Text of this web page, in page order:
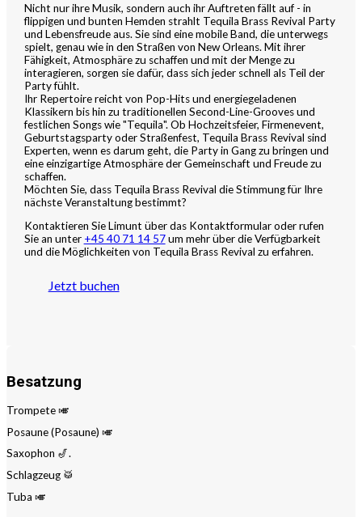
Nicht nur ihre Musik, sondern auch ihr Auftreten fällt auf - in
flippigen und bunten Hemden strahlt Tequila Brass Revival Party
und Lebensfreude aus. Sie sind eine mobile Band, die unterwegs
spielt, genau wie in den Straßen von New Orleans. Mit ihrer
Fähigkeit, Atmosphäre zu schaffen und mit der Menge zu
interagieren, sorgen sie dafür, dass sich jeder schnell als Teil der
Party fühlt.
Ihr Repertoire reicht von Pop-Hits und energiegeladenen
Klassikern bis hin zu traditionellen Second-Line-Grooves und
festlichen Songs wie "Tequila". Ob Hochzeitsfeier, Firmenevent,
Geburtstagsparty oder Straßenfest, Tequila Brass Revival sind
Experten, wenn es darum geht, die Party in Gang zu bringen und
eine einzigartige Atmosphäre der Gemeinschaft und Freude zu
schaffen.
Möchten Sie, dass Tequila Brass Revival die Stimmung für Ihre
nächste Veranstaltung bestimmt?
Kontaktieren Sie Limunt über das Kontaktformular oder rufen
Sie an unter +45 40 71 14 57um mehr über die Verfügbarkeit
und die Möglichkeiten von Tequila Brass Revival zu erfahren.
Jetzt buchen
Besatzung
Trompete 🎺
Posaune (Posaune) 🎺
Saxophon 🎷.
Schlagzeug 🥁
Tuba 🎺